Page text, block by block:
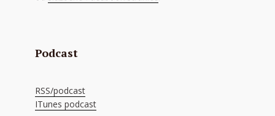
Podcast
RSS/podcast
ITunes podcast